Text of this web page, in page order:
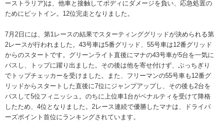
ーストラリア)は、他車と接触してボディにダメージを負い、応急処置の
ためにピットイン。12位完走となりました。
7月2日には、第1レースの結果でスターティンググリッドが決められる第
2レースが行われました。43号車は5番グリッド、55号車は12番グリッド
からのスタートです。グリーンライト直後にマナの43号車が5台を一気に
パスし、トップに躍り出ました。その後は他を寄せ付けず、ぶっちぎり
でトップチェッカーを受けました。また、フリーマンの55号車も12番グ
リッドからスタートした直後に7位にジャンプアップし、その後も2台を
パスして5位フィニッシュ。のちに上位車1台がペナルティを受けて降格
したため、4位となりました。2レース連続で優勝したマナは、ドライバ
ーズポイント首位にランキングされています。